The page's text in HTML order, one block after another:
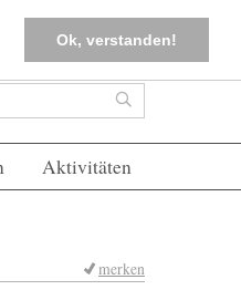
Ok, verstanden!
FAQs Einloggen
Suche
Aktivitäten
merken